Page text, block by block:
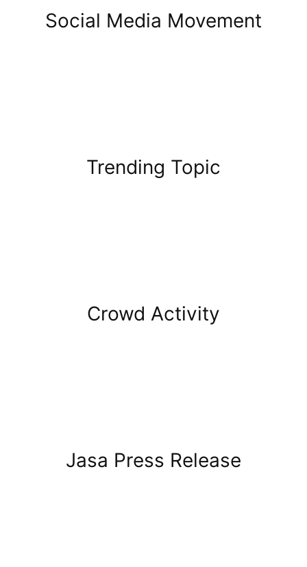
Social Media Movement
Trending Topic
Crowd Activity
Jasa Press Release